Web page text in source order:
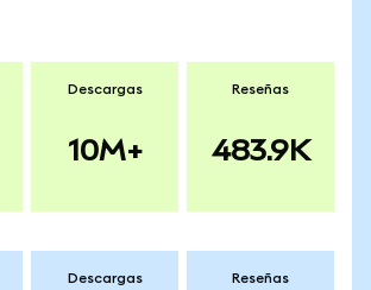
Descargas
10M+
Reseñas
483.9K
Descargas Reseñas